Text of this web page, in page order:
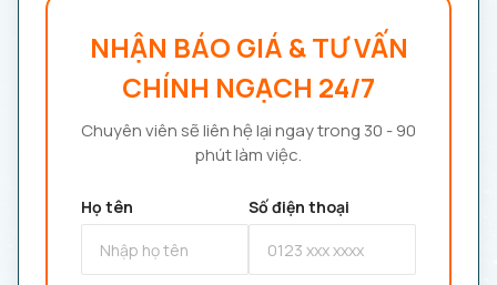
NHẬN BÁO GIÁ & TƯ VẤN
CHÍNH NGẠCH 24/7
Chuyên viên sẽ liên hệ lại ngay trong 30 - 90
phút làm việc.
Họ tên Số điện thoại